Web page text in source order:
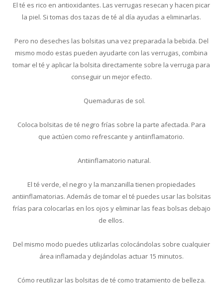
El té es rico en antioxidantes. Las verrugas resecan y hacen picar
la piel. Si tomas dos tazas de té al día ayudas a eliminarlas.
Pero no deseches las bolsitas una vez preparada la bebida. Del
mismo modo estas pueden ayudarte con las verrugas, combina
tomar el té y aplicar la bolsita directamente sobre la verruga para
conseguir un mejor efecto.
Quemaduras de sol.
Coloca bolsitas de té negro frías sobre la parte afectada. Para
que actúen como refrescante y antiinflamatorio.
Antiinflamatorio natural.
El té verde, el negro y la manzanilla tienen propiedades
antiinflamatorias. Además de tomar el té puedes usar las bolsitas
frías para colocarlas en los ojos y eliminar las feas bolsas debajo
de ellos.
Del mismo modo puedes utilizarlas colocándolas sobre cualquier
área inflamada y dejándolas actuar 15 minutos.
Cómo reutilizar las bolsitas de té como tratamiento de belleza.